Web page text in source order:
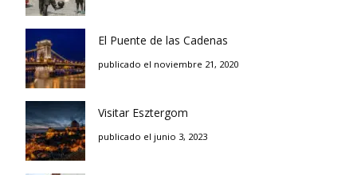
El Puente de las Cadenas
publicado el noviembre 21, 2020
Visitar Esztergom
publicado el junio 3, 2023